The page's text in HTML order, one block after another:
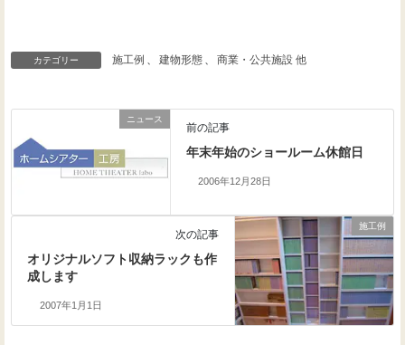
カテゴリー 施工例 建物形態 商業・公共施設 他
ニュース
前の記事
年末年始のショールーム休館日
2006年12月28日
施工例
次の記事
オリジナルソフト収納ラックも作
成します
2007年1月1日